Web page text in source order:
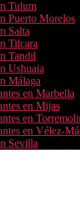
Tulum
Puerto Morelos
Salta
Tilcara
Tandil
Ushuaia
Málaga
en Marbella
en Mijas
en
en Vélez-
Sevilla